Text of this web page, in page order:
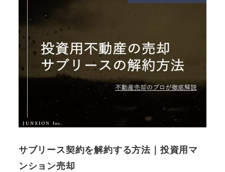
サブリース契約を解約する方法｜投資用マ
ンション売却